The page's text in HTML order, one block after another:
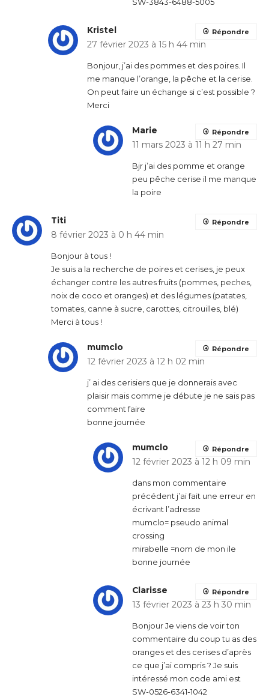
Kristel
27 février 2023 à 15 h 44 min
Bonjour, j’ai des pommes et des poires. Il
me manque l’orange, la pêche et la cerise.
On peut faire un échange si c’est possible ?
Merci
Répondre
Marie
11 mars 2023 à 11 h 27 min
Bjr j’ai des pomme et orange
peu pêche cerise il me manque
la poire
Répondre
Titi
8 février 2023 à 0 h 44 min
Bonjour à tous !
Je suis a la recherche de poires et cerises, je peux
échanger contre les autres fruits (pommes, peches,
noix de coco et oranges) et des légumes (patates,
tomates, canne à sucre, carottes, citrouilles, blé)
Merci à tous !
Répondre
mumclo
12 février 2023 à 12 h 02 min
j’ ai des cerisiers que je donnerais avec
plaisir mais comme je débute je ne sais pas
comment faire
bonne journée
Répondre
mumclo
12 février 2023 à 12 h 09 min
dans mon commentaire
précédent j’ai fait une erreur en
écrivant l’adresse
mumclo= pseudo animal
crossing
mirabelle =nom de mon ile
bonne journée
Répondre
Clarisse
13 février 2023 à 23 h 30 min
Bonjour Je viens de voir ton
commentaire du coup tu as des
oranges et des cerises d’après
ce que j’ai compris ? Je suis
intéressé mon code ami est
SW-0526-6341-1042
Répondre